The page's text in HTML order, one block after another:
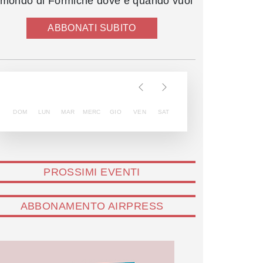
ABBONATI SUBITO
DOM LUN MAR MERC GIO VEN SAT
PROSSIMI EVENTI
ABBONAMENTO AIRPRESS